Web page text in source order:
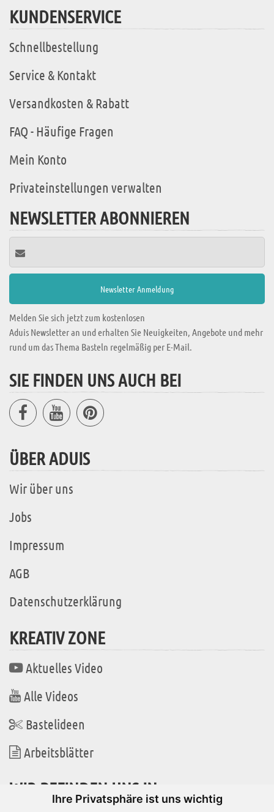
Ihre Privatsphäre ist uns wichtig
KUNDENSERVICE
Schnellbestellung
Service & Kontakt
Versandkosten & Rabatt
FAQ - Häufige Fragen
Mein Konto
Privateinstellungen verwalten
NEWSLETTER ABONNIEREN
Melden Sie sich jetzt zum kostenlosen
Aduis Newsletter an und erhalten Sie Neuigkeiten, Angebote und mehr
rund um das Thema Basteln regelmäßig per E-Mail.
SIE FINDEN UNS AUCH BEI
ÜBER ADUIS
Wir über uns
Jobs
Impressum
AGB
Datenschutzerklärung
KREATIV ZONE
Aktuelles Video
Alle Videos
Bastelideen
Arbeitsblätter
WIR BEFINDEN UNS IN